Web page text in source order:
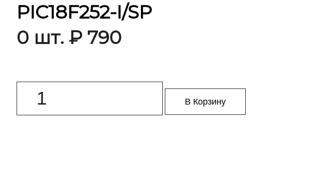
PIC18F252-I/SP
0 шт. ₽ 790
В Корзину